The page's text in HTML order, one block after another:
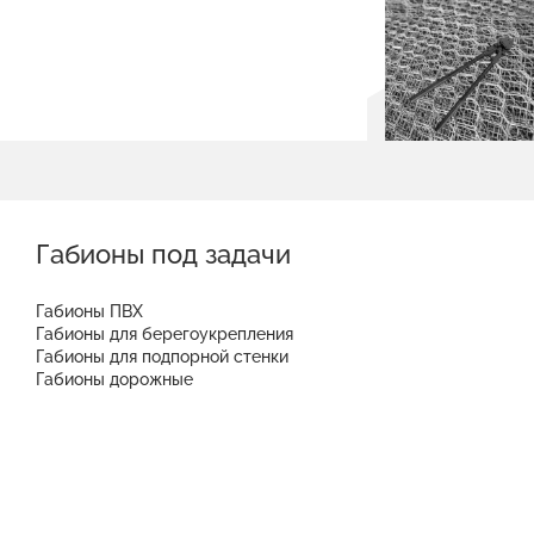
Габионы под задачи
Габионы ПВХ
Габионы для берегоукрепления
Габионы для подпорной стенки
Габионы дорожные